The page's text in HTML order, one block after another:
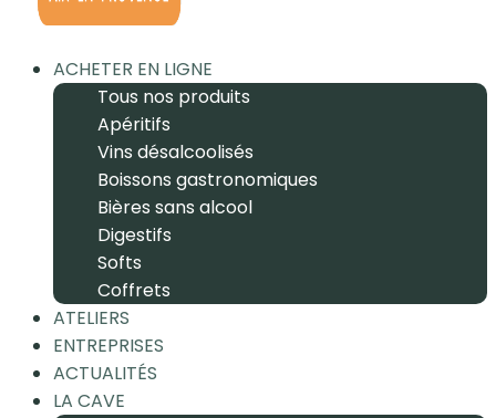
ACHETER EN LIGNE
Tous nos produits
Apéritifs
Vins désalcoolisés
Boissons gastronomiques
Bières sans alcool
Digestifs
Softs
Coffrets
ATELIERS
ENTREPRISES
ACTUALITÉS
LA CAVE